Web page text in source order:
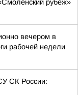
рубеж»
вечером в
рабочей недели
СК России: